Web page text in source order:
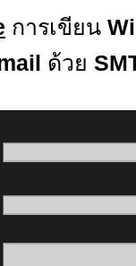
การเขียน
ด้วย